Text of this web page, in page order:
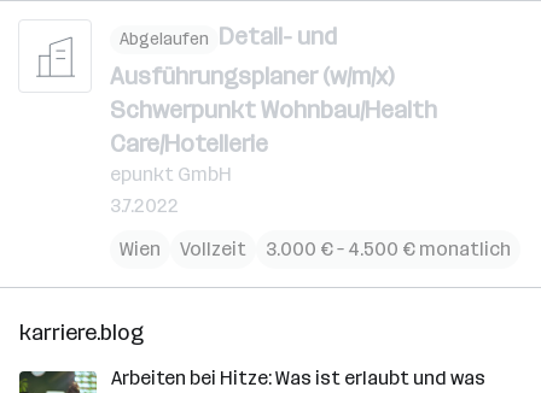
Abgelaufen Detail- und
Ausführungsplaner (w/m/x)
Schwerpunkt Wohnbau/Health
Care/Hotellerie
epunkt GmbH
3.7.2022
Wien
Vollzeit 3.000 € – 4.500 € monatlich
karriere.blog
Arbeiten bei Hitze: Was ist erlaubt und was